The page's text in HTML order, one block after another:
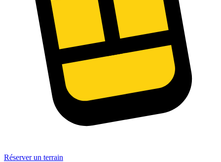
Réserver un terrain